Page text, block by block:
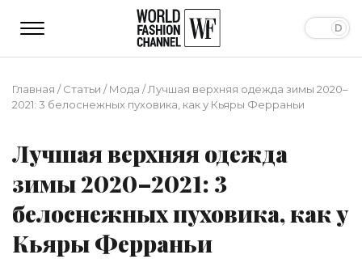
Главная /Статьи /Мода /Лучшая верхняя одежда зимы 2020–
2021: 3 белоснежных пуховика, как у Кьяры Ферраньи
Лучшая верхняя одежда
зимы 2020–2021: 3
белоснежных пуховика, как у
Кьяры Ферраньи